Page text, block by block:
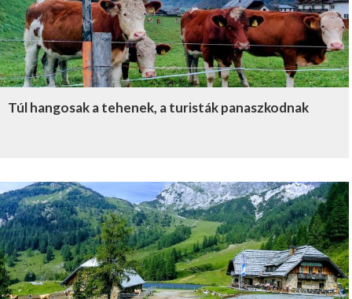
Túl hangosak a tehenek, a turisták panaszkodnak